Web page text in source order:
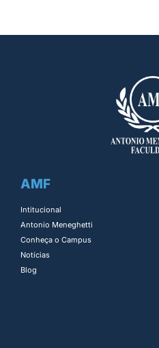
AMF
Intitucional
Antonio Meneghetti
Conheça o Campus
Notícias
Blog